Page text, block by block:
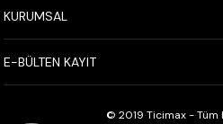
KURUMSAL
E-BÜLTEN KAYIT
© 2019 Ticimax - Tüm